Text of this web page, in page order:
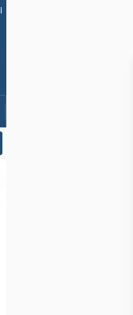
وزارة الداخلية: